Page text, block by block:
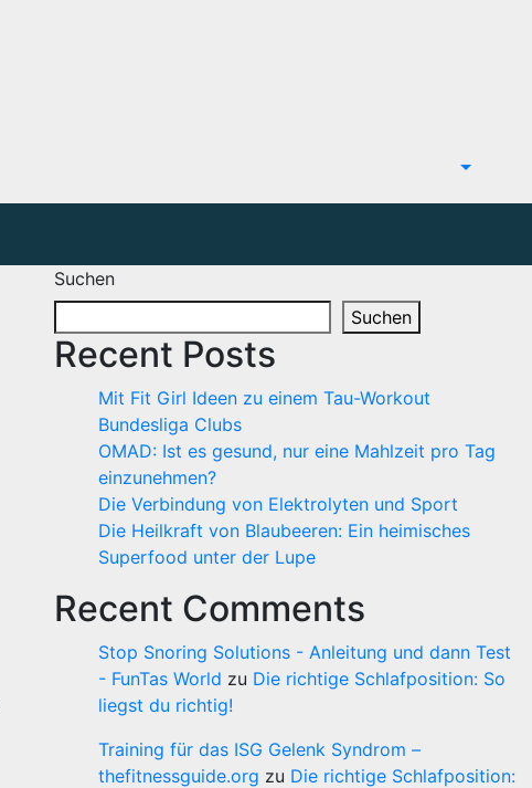
Suchen
Suchen
Recent Posts
Mit Fit Girl Ideen zu einem Tau-Workout
Bundesliga Clubs
OMAD: Ist es gesund, nur eine Mahlzeit pro Tag
einzunehmen?
Die Verbindung von Elektrolyten und Sport
Die Heilkraft von Blaubeeren: Ein heimisches
Superfood unter der Lupe
Recent Comments
Stop Snoring Solutions - Anleitung und dann Test
- FunTas World zu Die richtige Schlafposition: So
liegst du richtig!
Training für das ISG Gelenk Syndrom –
thefitnessguide.org zu Die richtige Schlafposition: